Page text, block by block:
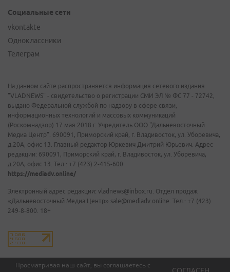
Просматривая наш сайт, вы соглашаетесь с
Социальные сети
vkontakte
Одноклассники
Телеграм
На данном сайте распространяется информация сетевого издания
"VLADNEWS" - свидетельство о регистрации СМИ ЭЛ № ФС 77 - 72742,
выдано Федеральной службой по надзору в сфере связи,
информационных технологий и массовых коммуникаций
(Роскомнадзор) 17 мая 2018 г. Учредитель ООО "Дальневосточный
Медиа Центр". 690091, Приморский край, г. Владивосток, ул. Уборевича,
д.20А, офис 13. Главный редактор Юркевич Дмитрий Юрьевич. Адрес
редакции: 690091, Приморский край, г. Владивосток, ул. Уборевича,
д.20А, офис 13. Тел.: +7 (423) 2-415-600.
https://mediadv.online/
Электронный адрес редакции: vladnews@inbox.ru. Отдел продаж
«Дальневосточный Медиа Центр» sale@mediadv.online. Тел.: +7 (423)
249-8-800. 18+